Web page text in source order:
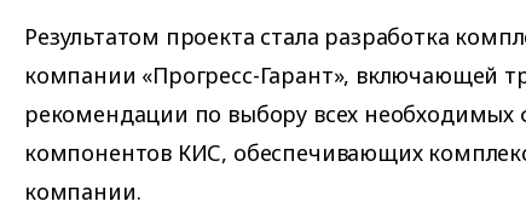
Результатом проекта стала разработка
компании «Прогресс-Гарант», включающей
рекомендации по выбору всех необходимых
компонентов КИС, обеспечивающих
компании.